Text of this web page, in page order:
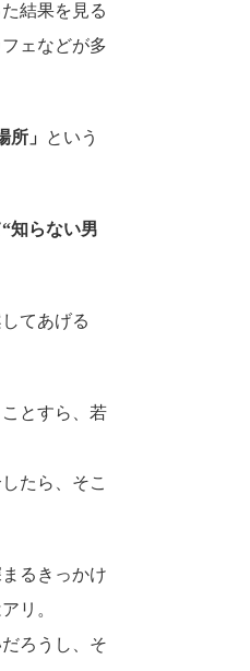
結果を見る
ェなどが多
」
という
知らない男
てあげる
とすら、若
たら、そこ
るきっかけ
リ。
ろうし、そ